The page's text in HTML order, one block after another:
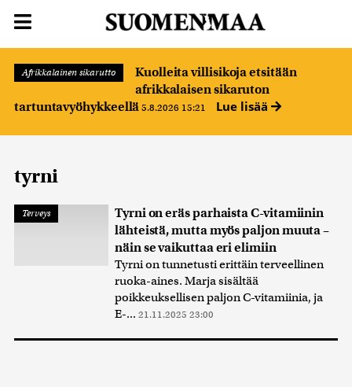
Afrikkalainen sikarutto
Kuolleita villisikoja etsitään
afrikkalaisen sikaruton
tartuntavyöhykkeellä 5.8.2026 15:21 Lue lisää
tyrni
Terveys
Tyrni on eräs parhaista C-vitamiinin
lähteistä, mutta myös paljon muuta –
näin se vaikuttaa eri elimiin
Tyrni on tunnetusti erittäin terveellinen
ruoka-aines. Marja sisältää
poikkeuksellisen paljon C-vitamiinia, ja
E-... 21.11.2025 23:00